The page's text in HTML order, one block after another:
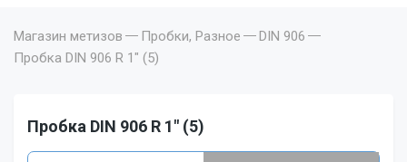
Магазин метизов Пробки, Разное
DIN 906
Пробка DIN 906 R 1" (5)
Пробка DIN 906 R 1" (5)